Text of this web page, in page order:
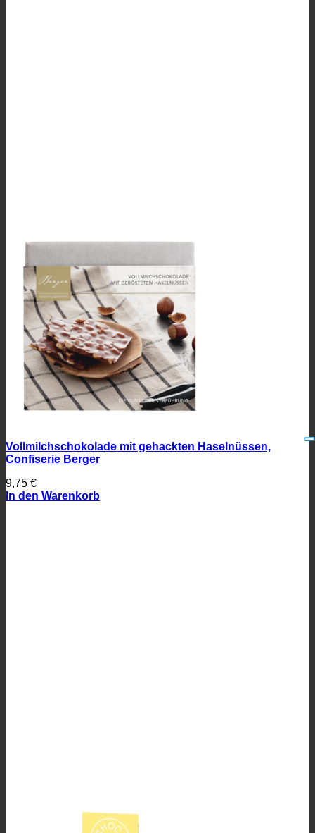
Vollmilchschokolade mit gehackten Haselnüssen,
Confiserie Berger
9,75 €
In den Warenkorb